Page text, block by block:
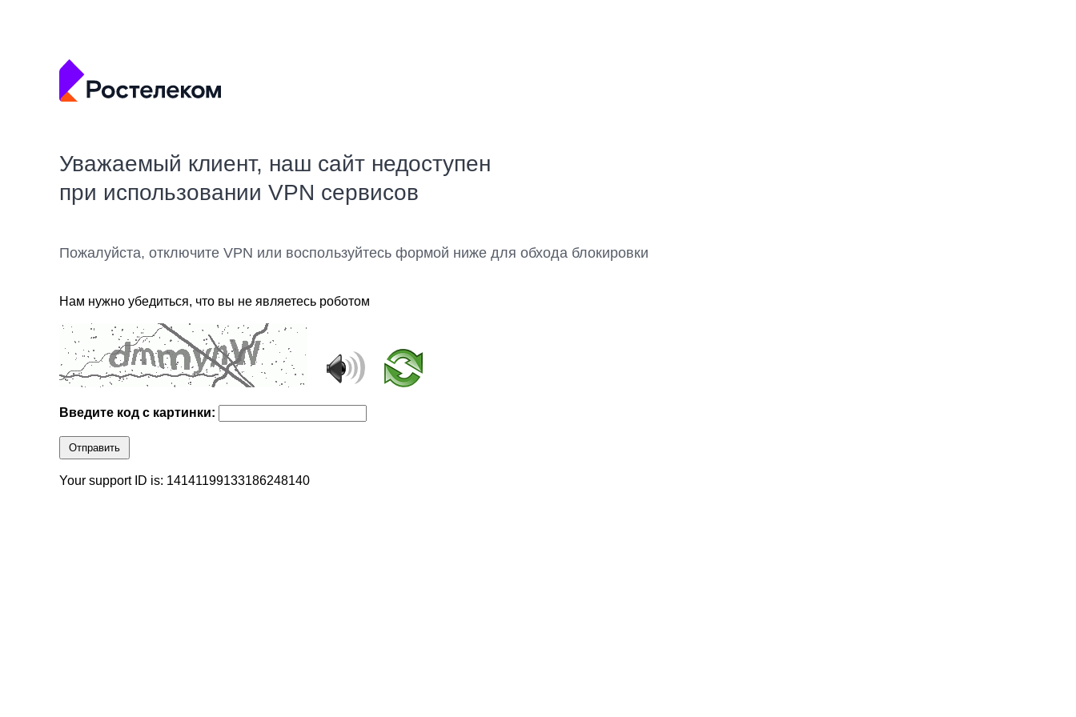
Уважаемый клиент, наш сайт недоступен
при использовании VPN сервисов
Пожалуйста, отключите VPN или воспользуйтесь формой ниже для обхода блокировки
Нам нужно убедиться, что вы не являетесь роботом
Введите код с картинки:
Отправить
Your support ID is: 14141199133186248140